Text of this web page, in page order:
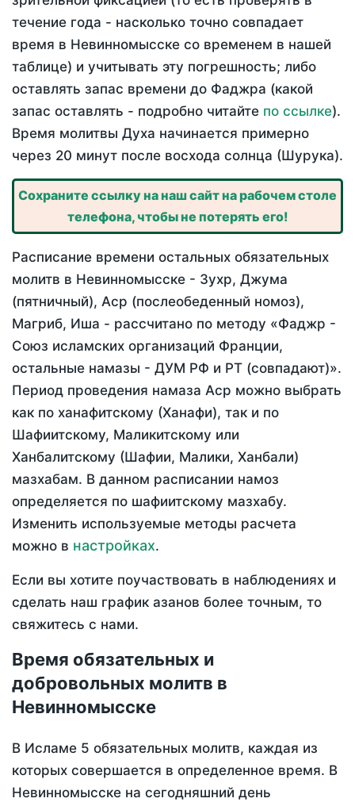
течение года - насколько точно совпадает
время в Невинномысске со временем в нашей
таблице) и учитывать эту погрешность; либо
оставлять запас времени до Фаджра (какой
запас оставлять - подробно читайте по ссылке).
Время молитвы Духа начинается примерно
через 20 минут после восхода солнца (Шурука).
Сохраните ссылку на наш сайт на рабочем столе
телефона, чтобы не потерять его!
Расписание времени остальных обязательных
молитв в Невинномысске - Зухр, Джума
(пятничный), Аср (послеобеденный номоз),
Магриб, Иша - рассчитано по методу «Фаджр -
Союз исламских организаций Франции,
остальные намазы - ДУМ РФ и РТ (совпадают)».
Период проведения намаза Аср можно выбрать
как по ханафитскому (Ханафи), так и по
Шафиитскому, Маликитскому или
Ханбалитскому (Шафии, Малики, Ханбали)
мазхабам. В данном расписании намоз
определяется по шафиитскому мазхабу.
Изменить используемые методы расчета
можно в настройках.
Если вы хотите поучаствовать в наблюдениях и
сделать наш график азанов более точным, то
свяжитесь с нами.
Время обязательных и
добровольных молитв в
Невинномысске
В Исламе 5 обязательных молитв, каждая из
которых совершается в определенное время. В
Невинномысске на сегодняшний день